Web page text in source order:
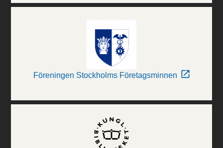
Föreningen Stockholms Företagsminnen